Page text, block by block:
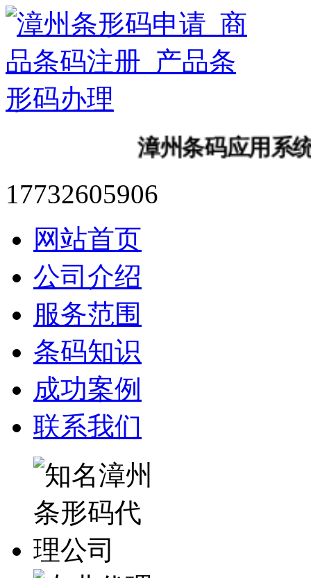
漳州条码应用系统的
17732605906
网站首页
公司介绍
服务范围
条码知识
成功案例
联系我们